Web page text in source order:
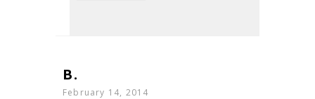
B.
February 14, 2014